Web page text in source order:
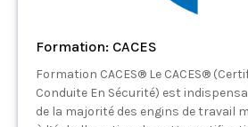
Formation: CACES
Formation CACES® Le CACES®
Conduite En Sécurité) est
de la majorité des engins de travail